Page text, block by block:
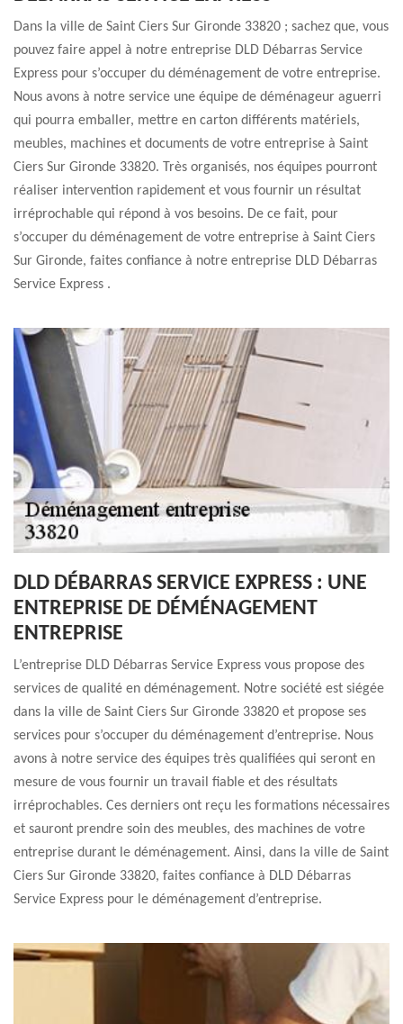
Dans la ville de Saint Ciers Sur Gironde 33820 ; sachez que, vous
pouvez faire appel à notre entreprise DLD Débarras Service
Express pour s’occuper du déménagement de votre entreprise.
Nous avons à notre service une équipe de déménageur aguerri
qui pourra emballer, mettre en carton différents matériels,
meubles, machines et documents de votre entreprise à Saint
Ciers Sur Gironde 33820. Très organisés, nos équipes pourront
réaliser intervention rapidement et vous fournir un résultat
irréprochable qui répond à vos besoins. De ce fait, pour
s’occuper du déménagement de votre entreprise à Saint Ciers
Sur Gironde, faites confiance à notre entreprise DLD Débarras
Service Express .
DLD DÉBARRAS SERVICE EXPRESS : UNE
ENTREPRISE DE DÉMÉNAGEMENT
ENTREPRISE
L’entreprise DLD Débarras Service Express vous propose des
services de qualité en déménagement. Notre société est siégée
dans la ville de Saint Ciers Sur Gironde 33820 et propose ses
services pour s’occuper du déménagement d’entreprise. Nous
avons à notre service des équipes très qualifiées qui seront en
mesure de vous fournir un travail fiable et des résultats
irréprochables. Ces derniers ont reçu les formations nécessaires
et sauront prendre soin des meubles, des machines de votre
entreprise durant le déménagement. Ainsi, dans la ville de Saint
Ciers Sur Gironde 33820, faites confiance à DLD Débarras
Service Express pour le déménagement d’entreprise.